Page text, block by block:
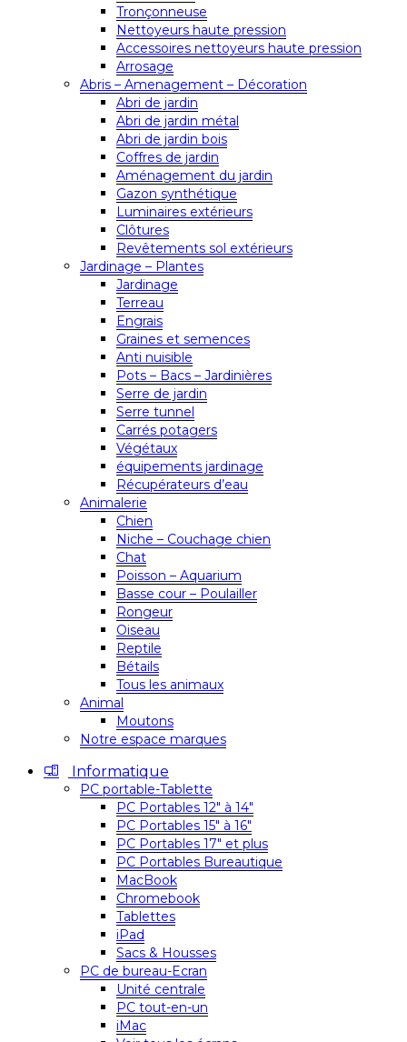
Tronçonneuse
Nettoyeurs haute pression
Accessoires nettoyeurs haute pression
Arrosage
Abris – Amenagement – Décoration
Abri de jardin
Abri de jardin métal
Abri de jardin bois
Coffres de jardin
Aménagement du jardin
Gazon synthétique
Luminaires extérieurs
Clôtures
Revêtements sol extérieurs
Jardinage – Plantes
Jardinage
Terreau
Engrais
Graines et semences
Anti nuisible
Pots – Bacs – Jardinières
Serre de jardin
Serre tunnel
Carrés potagers
Végétaux
équipements jardinage
Récupérateurs d’eau
Animalerie
Chien
Niche – Couchage chien
Chat
Poisson – Aquarium
Basse cour – Poulailler
Rongeur
Oiseau
Reptile
Bétails
Tous les animaux
Animal
Moutons
Notre espace marques
Informatique
PC portable-Tablette
PC Portables 12″ à 14″
PC Portables 15″ à 16″
PC Portables 17″ et plus
PC Portables Bureautique
MacBook
Chromebook
Tablettes
iPad
Sacs & Housses
PC de bureau-Ecran
Unité centrale
PC tout-en-un
iMac